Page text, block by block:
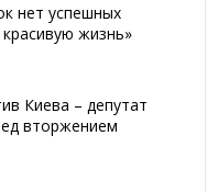
нет успешных
жизнь»
Киева – депутат
вторжением